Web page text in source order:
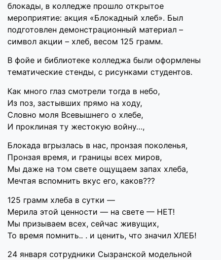
блокады, в колледже прошло открытое
мероприятие: акция «Блокадный хлеб». Был
подготовлен демонстрационный материал –
символ акции – хлеб, весом 125 грамм.
В фойе и библиотеке колледжа были оформлены
тематические стенды, с рисунками студентов.
Как много глаз смотрели тогда в небо,
Из поз, застывших прямо на ходу,
Словно моля Всевышнего о хлебе,
И проклиная ту жестокую войну…,
Блокада вгрызлась в нас, пронзая поколенья,
Пронзая время, и границы всех миров,
Мы даже на том свете ощущаем запах хлеба,
Мечтая вспомнить вкус его, каков???
125 грамм хлеба в сутки —
Мерила этой ценности — на свете — НЕТ!
Мы призываем всех, сейчас живущих,
То время помнить.. . и ценить, что значил ХЛЕБ!
24 января сотрудники Сызранской модельной